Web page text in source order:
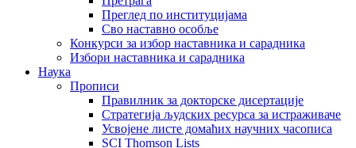
Преглед по институцијама
Сво наставно особље
Конкурси за избор наставника и сарадника
Избори наставника и сарадника
Наука
Прописи
Правилник за докторске дисертације
Стратегија људских ресурса за истраживаче
Усвојене листе домаћих научних часописа
SCI Thomson Lists